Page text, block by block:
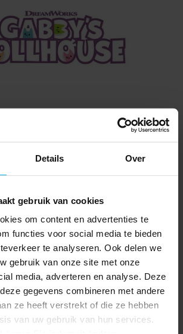
Details Over
gebruik van cookies
om content en advertenties te
functies voor social media te bieden
te analyseren. Ook delen we
gebruik van onze site met onze
media, adverteren en analyse. Deze
gegevens combineren met andere
ze heeft verstrekt of die ze hebben
van uw gebruik van hun services.
Versiering
kochten ook
Ballonnen - Roze 10